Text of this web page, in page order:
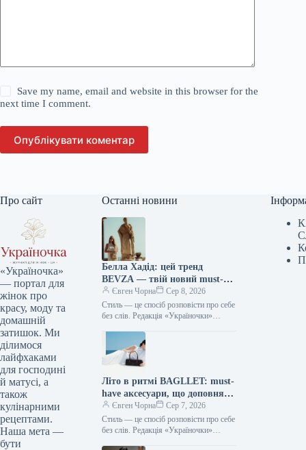
Save my name, email and website in this browser for the
next time I comment.
Опублікувати коментар
Про сайт
«Україночка»
— портал для
жінок про
красу, моду та
домашній
затишок. Ми
ділимося
лайфхаками
для господині
й матусі, а
також
кулінарними
рецептами.
Наша мета —
бути
Останні новини
Белла Хадід: цей тренд
BEVZA — твій новий must-
have сезону!
Євген Чорна
Сер 8, 2026
Стиль — це спосіб розповісти про себе
без слів. Редакція «Україночки»
тенденціями, і сьогодні ми
підготували…
Літо в ритмі BAGLLET: must-
have аксесуари, що доповнять
твій фешн-образ
Євген Чорна
Сер 7, 2026
Стиль — це спосіб розповісти про себе
без слів. Редакція «Україночки»